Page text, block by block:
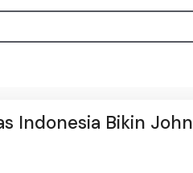
Indonesia Bikin